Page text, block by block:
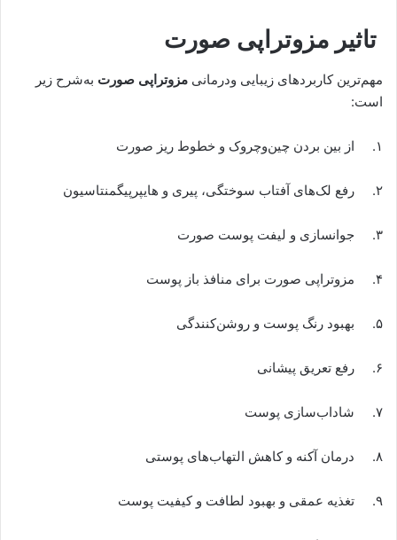
تاثیر مزوتراپی صورت
مهم‌ترین کاربردهای زیبایی ودرمانی مزوتراپی صورت به‌شرح زیر
است:
۱. از بین بردن چین‌و‌چروک و خطوط ریز صورت
۲. رفع لک‌های آفتاب سوختگی، پیری و هایپرپیگمنتاسیون
۳. جوانسازی و لیفت پوست صورت
۴. مزوتراپی صورت برای منافذ باز پوست
۵. بهبود رنگ پوست و روشن‌کنندگی
۶. رفع تعریق پیشانی
۷. شاداب‌سازی پوست
۸. درمان آکنه و کاهش التهاب‌های پوستی
۹. تغذیه عمقی و بهبود لطافت و کیفیت پوست